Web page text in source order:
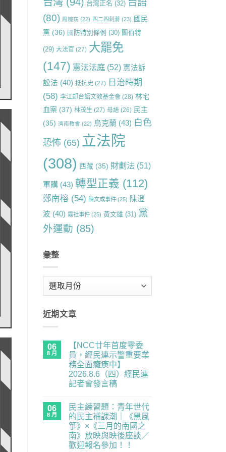
台灣正名 (32)
(80) 周婉窈 (22) 四二四刺蔣(23) 國民
黨 (36) 國防特別條例 (30) 圖伯特
(29) 大法官(27) 大罷免
(147) 憲法法庭(52) 憲法訴
訟法 (40) 抵抗史 (27) 日治時期
(58) 李江却台語文教基金會(28) 林宅
血案(37) 林茂生 (27) 母語(26) 民主
(35) 濟南教會 (22) 烏克蘭(43) 白色
恐怖 (65) 立法院
(308) 西藏(35) 財劃法(51)
軍購(43) 轉型正義 (112)
鄭南榕 (54) 陳文成事件(25) 陳澄
波 (40) 霧社事件(25) 黃文雄(31) 黨
外運動 (85)
彙整
近期文章
06
8 月
【NCC廿年首度零委
員，經民連示警重要業
務全面癱瘓中】
2026.8.6（四）經民連
記者會發言稿
廿
年
首
度
零
委
員，
留
言
06
8 月
民主練習題：青年世代
的民主補課潮｜《黑風
箏》×《三月的南國之
南》放映與映後座談／
歡迎報名參加！！